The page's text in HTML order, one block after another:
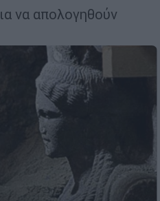
να απολογηθούν